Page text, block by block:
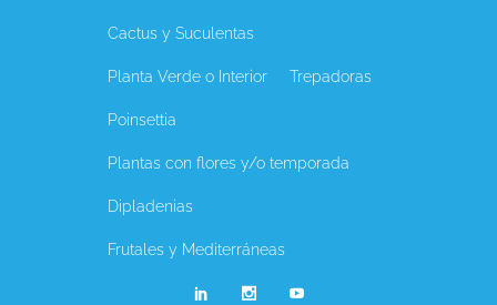
Cactus y Suculentas
Planta Verde o Interior Trepadoras
Poinsettia
Plantas con flores y/o temporada
Dipladenias
Frutales y Mediterráneas